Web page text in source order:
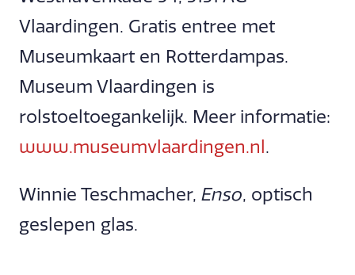
Vlaardingen. Gratis entree met
Museumkaart en Rotterdampas.
Museum Vlaardingen is
rolstoeltoegankelijk. Meer informatie:
www.museumvlaardingen.nl.
Winnie Teschmacher, Enso, optisch
geslepen glas.